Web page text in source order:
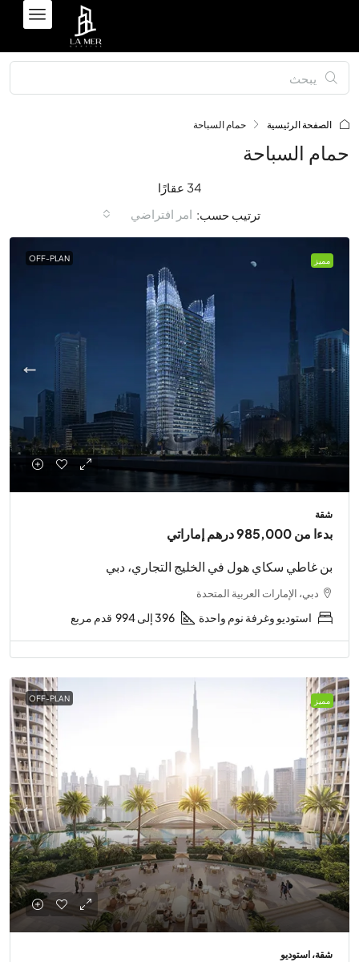
الصفحة الرئيسية حمام السباحة
حمام السباحة
34 عقارًا
ترتيب حسب: امر افتراضي
مميز OFF-PLAN
شقة
بدءا من985,000 درهم إماراتي
بن غاطي سكاي هول في الخليج التجاري، دبي
دبي، الإمارات العربية المتحدة
استوديو وغرفة نوم واحدة 396 إلى 994 قدم مربع
مميز OFF-PLAN
شقة، استوديو